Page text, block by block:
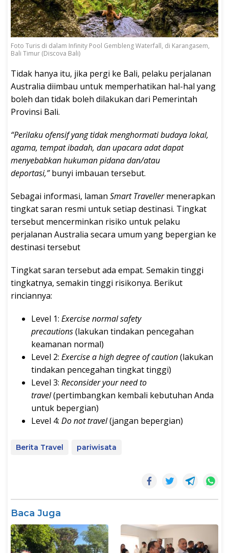
Foto Turis di dalam Infinity Pool Gembleng Waterfall, di Karangasem,
Bali Timur (Discova Bali)
Tidak hanya itu, jika pergi ke Bali, pelaku perjalanan
Australia diimbau untuk memperhatikan hal-hal yang
boleh dan tidak boleh dilakukan dari Pemerintah
Provinsi Bali.
“Perilaku ofensif yang tidak menghormati budaya lokal,
agama, tempat ibadah, dan upacara adat dapat
menyebabkan hukuman pidana dan/atau
deportasi,”bunyi imbauan tersebut.
Sebagai informasi, laman Smart Travellermenerapkan
tingkat saran resmi untuk setiap destinasi. Tingkat
tersebut mencerminkan risiko untuk pelaku
perjalanan Australia secara umum yang bepergian ke
destinasi tersebut
Tingkat saran tersebut ada empat. Semakin tinggi
tingkatnya, semakin tinggi risikonya. Berikut
rinciannya:
Level 1: Exercise normal safety
precautions(lakukan tindakan pencegahan
keamanan normal)
Level 2: Exercise a high degree of caution(lakukan
tindakan pencegahan tingkat tinggi)
Level 3: Reconsider your need to
travel(pertimbangkan kembali kebutuhan Anda
untuk bepergian)
Level 4: Do not travel(jangan bepergian)
Berita Travel pariwisata
Baca Juga